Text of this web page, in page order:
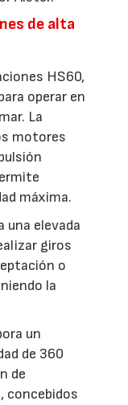
de alta
HS60,
operar en
La
motores
máxima.
una elevada
giros
o
la
un
de 360
de
concebidos